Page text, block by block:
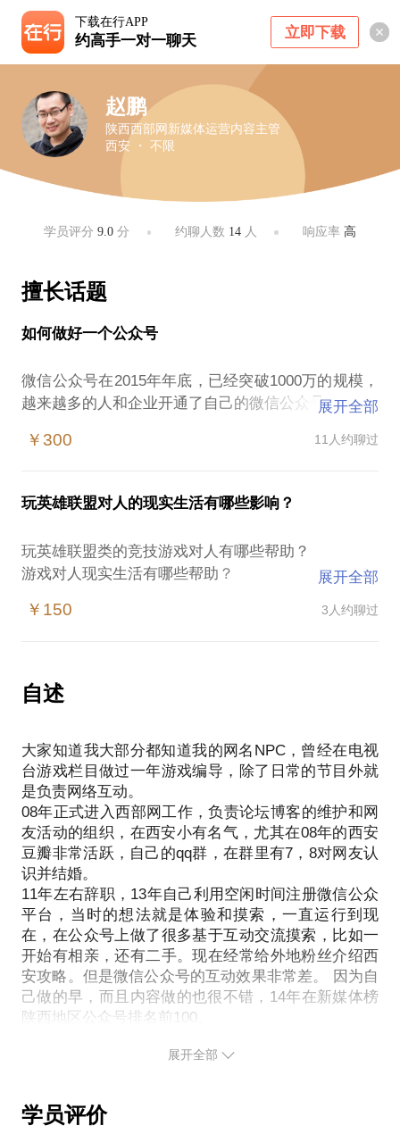
下载在行APP
约高手一对一聊天 立即下载
赵鹏
陕西西部网新媒体运营内容主管
西安 ・ 不限
学员评分9.0 分 约聊人数 14人 响应率 高
擅长话题
如何做好一个公众号
微信公众号在2015年年底，已经突破1000万的规模，
越来越多的人和企业开通了自己的微信公众号。
信公众号的人不多，真正懂微信公众号的人就更少
我在2013年开始运营个人公众号，并做过多种尝试，
二手，相亲，各种文章转载，原创。在粉丝不到1000
2015年常驻中国新媒体排行榜陕西地区前100榜单，
最近一次10w+文章是年前关于西安南门的整合稿件，
阅读数35w+。
新媒体未来发展趋势。
竟一小时的谈话只能解决一个小问题。请把你的问题
提前发给我，方便我做更精确的准备，提升见面效
展开全部
￥300 11人约聊过
玩英雄联盟对人的现实生活有哪些影响？
玩英雄联盟类的竞技游戏对人有哪些帮助？
游戏对人现实生活有哪些帮助？
我从小就爱玩游戏，从FC，SFC，PS，PS2，NDS，
栏目的编导，游戏作为一个兴趣给我了很多帮助。
最近几年被朋友带进英雄联盟的坑里了，成绩马马虎
经验，和一些感悟，游戏和现实生活的联系，尤其是
竞技类的游戏，你以为你在打游戏？其实你也是在进
行与人的心理的对抗，是人与人之间的较量。游戏只
是一个工具而已，所以，我愿意跟你一起分享游戏带
给我们的欢乐，还有可能对你的一些帮助。
展开全部
￥150 3人约聊过
自述
大家知道我大部分都知道我的网名NPC，曾经在电视
台游戏栏目做过一年游戏编导，除了日常的节目外就
是负责网络互动。
08年正式进入西部网工作，负责论坛博客的维护和网
友活动的组织，在西安小有名气，尤其在08年的西安
豆瓣非常活跃，自己的qq群，在群里有7，8对网友认
识并结婚。
11年左右辞职，13年自己利用空闲时间注册微信公众
平台，当时的想法就是体验和摸索，一直运行到现
在，在公众号上做了很多基于互动交流摸索，比如一
开始有相亲，还有二手。现在经常给外地粉丝介绍西
安攻略。但是微信公众号的互动效果非常差。 因为自
己做的早，而且内容做的也很不错，14年在新媒体榜
陕西地区公众号排名前100。
达到50w，我访问最高的那一篇是介绍西安的咖啡
主要也是负责新媒体业务的开展。
展开全部
学员评价